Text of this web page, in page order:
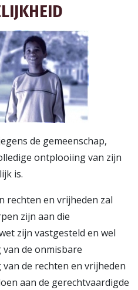
de gemeenschap,
ontplooiing van zijn
is.
rechten en vrijheden zal
zijn aan die
zijn vastgesteld en wel
de onmisbare
de rechten en vrijheden
aan de gerechtvaardigde